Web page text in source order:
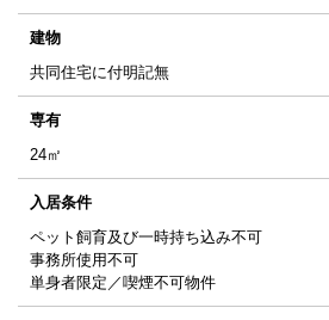
建物
共同住宅に付明記無
専有
24㎡
入居条件
ペット飼育及び一時持ち込み不可
事務所使用不可
単身者限定／喫煙不可物件